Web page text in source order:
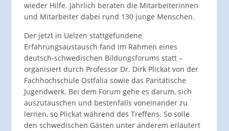
wieder Hilfe. Jährlich beraten die Mitarbeiterinnen
und Mitarbeiter dabei rund 130 junge Menschen.
Der jetzt in Uelzen stattgefundene
Erfahrungsaustausch fand im Rahmen eines
deutsch-schwedischen Bildungsforums statt –
organisiert durch Professor Dr. Dirk Plickat von der
Fachhochschule Ostfalia sowie das Paritätische
Jugendwerk. Bei dem Forum gehe es darum, sich
auszutauschen und bestenfalls voneinander zu
lernen, so Plickat während des Treffens. So solle
den schwedischen Gästen unter anderem erläutert